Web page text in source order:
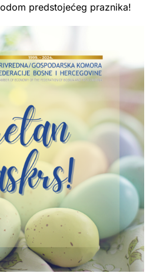
predstojećeg praznika!